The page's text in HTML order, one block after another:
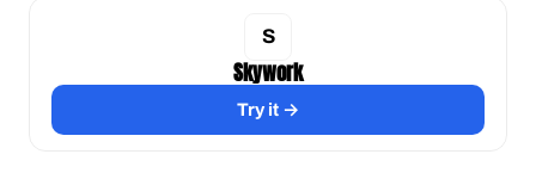
Skywork
Try it →